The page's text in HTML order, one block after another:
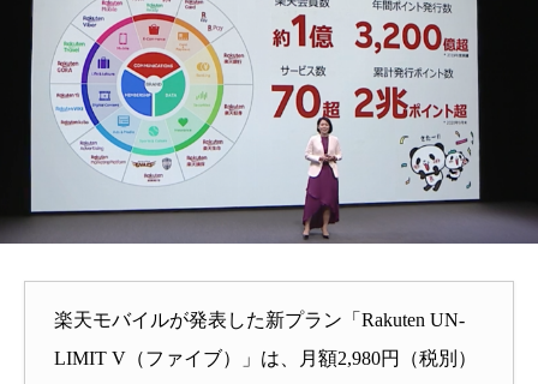
楽天モバイルが発表した新プラン「Rakuten UN-
LIMIT V（ファイブ）」は、月額2,980円（税別）